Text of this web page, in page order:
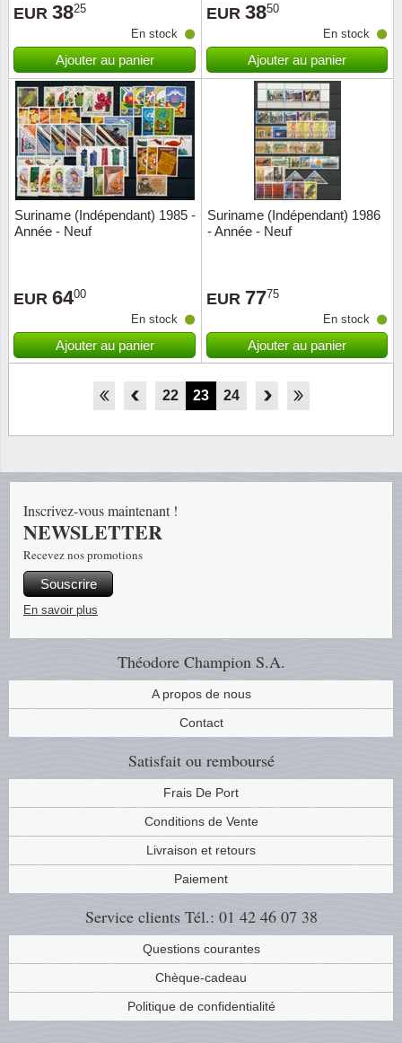
EUR 3825
En stock
Ajouter au panier
EUR 3850
En stock
Ajouter au panier
Suriname (Indépendant) 1985 -
Année - Neuf
EUR 6400
En stock
Ajouter au panier
Suriname (Indépendant) 1986
- Année - Neuf
EUR 7775
En stock
Ajouter au panier
20 21 22 23 24 25
Théodore Champion S.A.
A propos de nous
Contact
Satisfait ou remboursé
Frais De Port
Conditions de Vente
Livraison et retours
Paiement
Service clients Tél.: 01 42 46 07 38
Questions courantes
Chèque-cadeau
Politique de confidentialité
Inscrivez-vous maintenant !
NEWSLETTER
Recevez nos promotions
Souscrire
En savoir plus